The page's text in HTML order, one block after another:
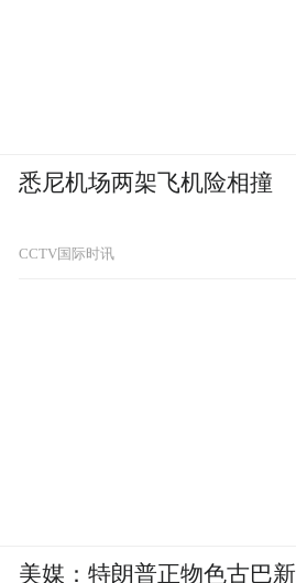
悉尼机场两架飞机险相撞
CCTV国际时讯
美媒：特朗普正物色古巴新